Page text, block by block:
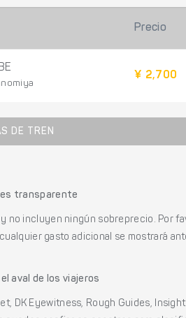
Precio
¥ 2,700
DE TREN
transparente
incluyen ningún sobreprecio. Por
gasto adicional se mostrará
aval de los viajeros
DK Eyewitness, Rough Guides,